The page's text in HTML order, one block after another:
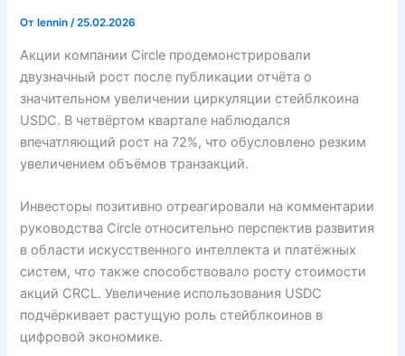
От lennin/25.02.2026
Акции компании Circle продемонстрировали
двузначный рост после публикации отчёта о
значительном увеличении циркуляции стейблкоина
USDC. В четвёртом квартале наблюдался
впечатляющий рост на 72%, что обусловлено резким
увеличением объёмов транзакций.
Инвесторы позитивно отреагировали на комментарии
руководства Circle относительно перспектив развития
в области искусственного интеллекта и платёжных
систем, что также способствовало росту стоимости
акций CRCL. Увеличение использования USDC
подчёркивает растущую роль стейблкоинов в
цифровой экономике.